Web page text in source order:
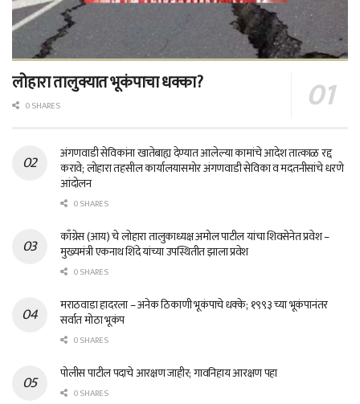
लोहारा तालुक्यात भूकंपाचा धक्का?
0 SHARES
अंगणवाडी सेविकांना खातेबाह्य देण्यात आलेल्या कामांचे आदेश तात्काळ रद्द
करावे; लोहारा तहसील कार्यालयासमोर अंगणवाडी सेविका व मदतनीसांचे धरणे
आंदोलन
0 SHARES
काँग्रेस (आय) चे लोहारा तालुकाध्यक्ष अमोल पाटील यांचा शिवसेनेत प्रवेश –
मुख्यमंत्री एकनाथ शिंदे यांच्या उपस्थितीत झाला प्रवेश
0 SHARES
मराठवाडा हादरला – अनेक ठिकाणी भूकंपाचे धक्के; १९९३ च्या भूकंपानंतर
सर्वात मोठा भूकंप
0 SHARES
पोलीस पाटील पदाचे आरक्षण जाहीर; गावनिहाय आरक्षण पहा
0 SHARES